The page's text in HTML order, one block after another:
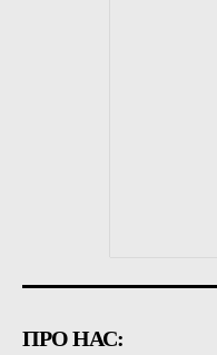
ПРО НАС: